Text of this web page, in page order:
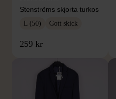
Stenströms skjorta turkos
L (50) Gott skick
259 kr